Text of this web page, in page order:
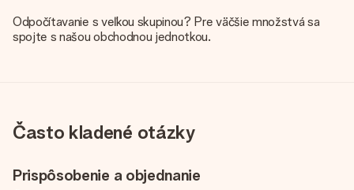
Odpočítavanie s veľkou skupinou? Pre väčšie množstvá sa
spojte s našou obchodnou jednotkou.
Často kladené otázky
Prispôsobenie a objednanie